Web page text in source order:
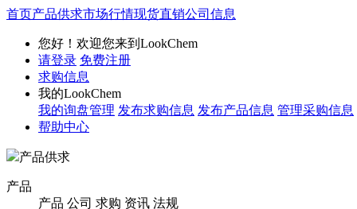
首页产品供求市场行情现货直销公司信息
您好！欢迎您来到LookChem
请登录 免费注册
求购信息
我的LookChem
我的询盘管理 发布求购信息 发布产品信息 管理采购信息
帮助中心
产品供求
产品
产品 公司 求购 资讯 法规